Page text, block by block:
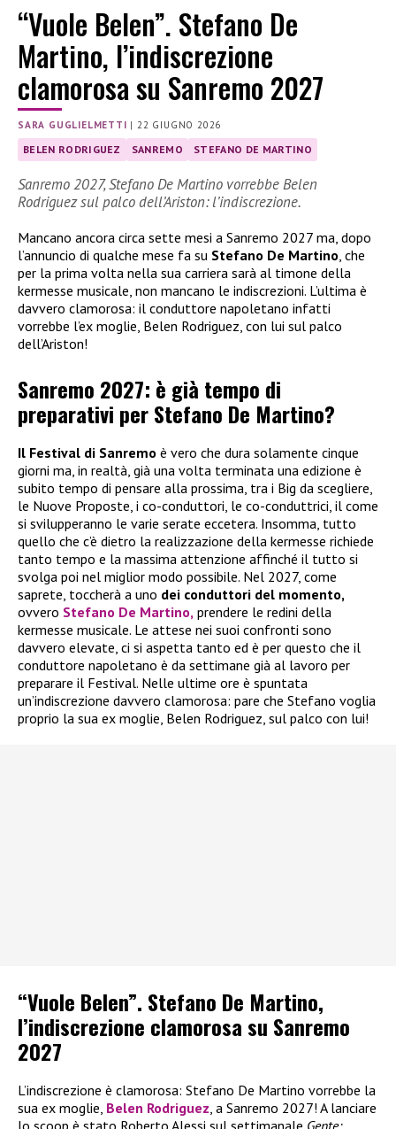
“Vuole Belen”. Stefano De
Martino, l’indiscrezione
clamorosa su Sanremo 2027
SARA GUGLIELMETTI | 22 GIUGNO 2026
BELEN RODRIGUEZ SANREMO STEFANO DE MARTINO
Sanremo 2027, Stefano De Martino vorrebbe Belen
Rodriguez sul palco dell’Ariston: l’indiscrezione.
Mancano ancora circa sette mesi a Sanremo 2027 ma, dopo
l’annuncio di qualche mese fa su Stefano De Martino, che
per la prima volta nella sua carriera sarà al timone della
kermesse musicale, non mancano le indiscrezioni. L’ultima è
davvero clamorosa: il conduttore napoletano infatti
vorrebbe l’ex moglie, Belen Rodriguez, con lui sul palco
dell’Ariston!
Sanremo 2027: è già tempo di
preparativi per Stefano De Martino?
Il Festival di Sanremo è vero che dura solamente cinque
giorni ma, in realtà, già una volta terminata una edizione è
subito tempo di pensare alla prossima, tra i Big da scegliere,
le Nuove Proposte, i co-conduttori, le co-conduttrici, il come
si svilupperanno le varie serate eccetera. Insomma, tutto
quello che c’è dietro la realizzazione della kermesse richiede
tanto tempo e la massima attenzione affinché il tutto si
svolga poi nel miglior modo possibile. Nel 2027, come
saprete, toccherà a uno dei conduttori del momento,
ovvero Stefano De Martino, prendere le redini della
kermesse musicale. Le attese nei suoi confronti sono
davvero elevate, ci si aspetta tanto ed è per questo che il
conduttore napoletano è da settimane già al lavoro per
preparare il Festival. Nelle ultime ore è spuntata
un’indiscrezione davvero clamorosa: pare che Stefano voglia
proprio la sua ex moglie, Belen Rodriguez, sul palco con lui!
“Vuole Belen”. Stefano De Martino,
l’indiscrezione clamorosa su Sanremo
2027
L’indiscrezione è clamorosa: Stefano De Martino vorrebbe la
sua ex moglie, Belen Rodriguez, a Sanremo 2027! A lanciare